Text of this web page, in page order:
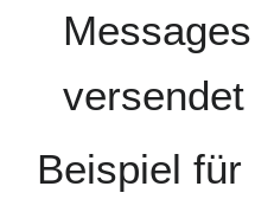
Beispiel